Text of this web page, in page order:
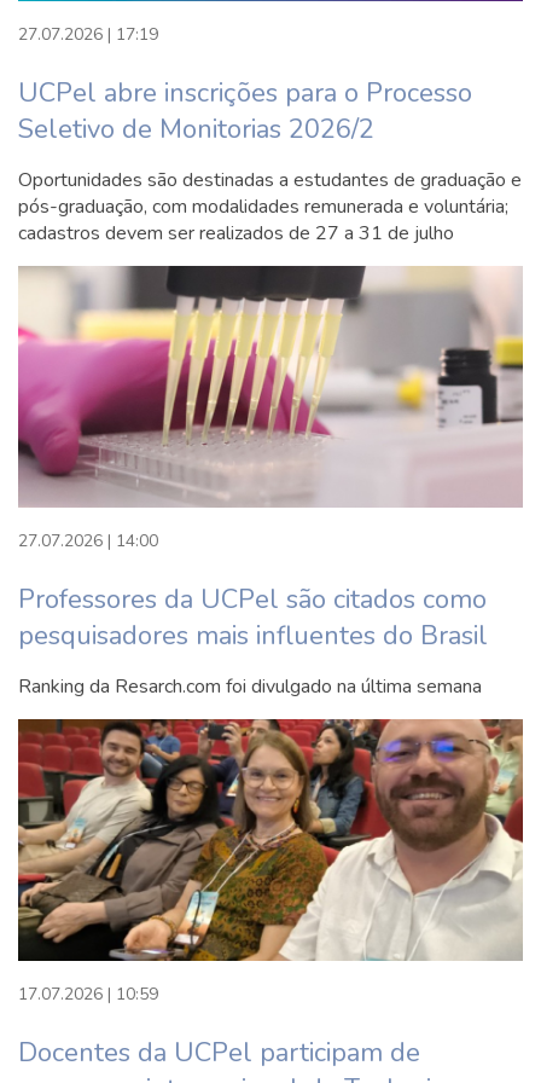
Técnicas projetivas
Teorias da personalidade
Teorias psicológicas: psicanálise
Psicopatologia do adulto
AC GERAL IV-A
UNIDADE CURRICULAR DE EXTENSÃO (UCEX):
PSICOLOGIA COM A COMUNIDADE III
5° semestre
Técnicas psicométricas para avaliação de
crianças
Instrumentos para avaliação de habilidades
específicas
Transtornos de personalidade
Psicofarmacologia
Avaliação por escalas
AC GERAL V-A
ESTÁGIO BÁSICO I - ATENÇÃO BÁSICA
6° semestre
Psicologia institucional
Saúde mental coletiva
Neuropsicologia
Psicologia do trabalho
Psicologia e educação
ESTÁGIO BÁSICO II - AVALIAÇÃO PSICOLÓGICA
Atividades Complementares
7° semestre
Psicoterapia cognitivo-comportamental para
27.07.2026 | 17:19
UCPel abre inscrições para o Processo
Seletivo de Monitorias 2026/2
Oportunidades são destinadas a estudantes de graduação e
pós-graduação, com modalidades remunerada e voluntária;
cadastros devem ser realizados de 27 a 31 de julho
27.07.2026 | 14:00
Professores da UCPel são citados como
pesquisadores mais influentes do Brasil
Ranking da Resarch.com foi divulgado na última semana
17.07.2026 | 10:59
Docentes da UCPel participam de